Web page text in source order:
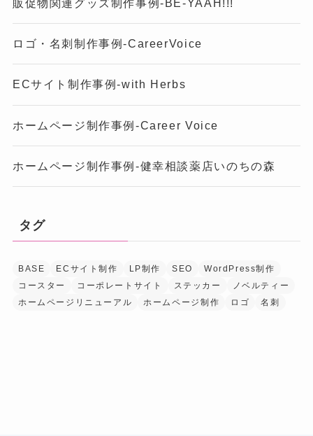
販促物関連グッズ制作事例-BE-YAAH!!!
ロゴ・名刺制作事例-CareerVoice
ECサイト制作事例-with Herbs
ホームページ制作事例-Career Voice
ホームページ制作事例-健幸相談薬店いのちの森
タグ
BASE ECサイト制作 LP制作 SEO
WordPress制作
コースター
コーポレートサイト ステッカー
ノベルティー
ホームページリニューアル
ホームページ制作 ロゴ 名刺